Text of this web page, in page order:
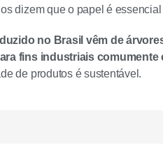
dizem que o papel é
no Brasil vêm de
fins industriais comumente
de produtos é sustentável.